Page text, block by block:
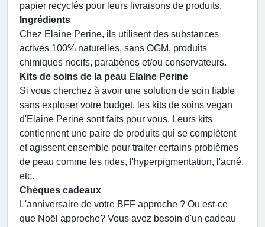
papier recyclés pour leurs livraisons de produits.
Ingrédients
Chez Elaine Perine, ils utilisent des substances
actives 100% naturelles, sans OGM, produits
chimiques nocifs, parabènes et/ou conservateurs.
Kits de soins de la peau Elaine Perine
Si vous cherchez à avoir une solution de soin fiable
sans exploser votre budget, les kits de soins vegan
d'Elaine Perine sont faits pour vous. Leurs kits
contiennent une paire de produits qui se complètent
et agissent ensemble pour traiter certains problèmes
de peau comme les rides, l'hyperpigmentation, l'acné,
etc.
Chèques cadeaux
L'anniversaire de votre BFF approche ? Ou est-ce
que Noël approche? Vous avez besoin d'un cadeau